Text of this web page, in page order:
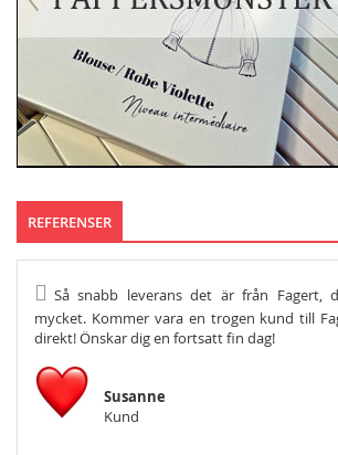
REFERENSER
Så snabb leverans det är från Fagert,
mycket. Kommer vara en trogen kund till
direkt! Önskar dig en fortsatt fin dag!
Susanne
Kund